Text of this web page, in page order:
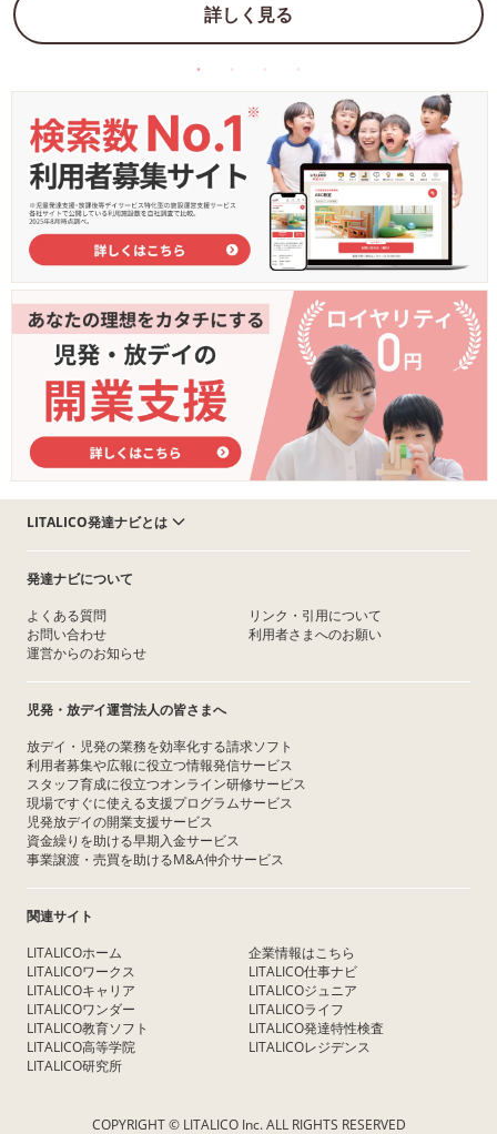
詳しく見る
LITALICO発達ナビとは
発達ナビについて
よくある質問
お問い合わせ
運営からのお知らせ
リンク・引用について
利用者さまへのお願い
児発・放デイ運営法人の皆さまへ
放デイ・児発の業務を効率化する請求ソフト
利用者募集や広報に役立つ情報発信サービス
スタッフ育成に役立つオンライン研修サービス
現場ですぐに使える支援プログラムサービス
児発放デイの開業支援サービス
資金繰りを助ける早期入金サービス
事業譲渡・売買を助けるM&A仲介サービス
関連サイト
LITALICOホーム
LITALICOワークス
LITALICOキャリア
LITALICOワンダー
LITALICO教育ソフト
LITALICO高等学院
LITALICO研究所
企業情報はこちら
LITALICO仕事ナビ
LITALICOジュニア
LITALICOライフ
LITALICO発達特性検査
LITALICOレジデンス
COPYRIGHT © LITALICO Inc. ALL RIGHTS RESERVED